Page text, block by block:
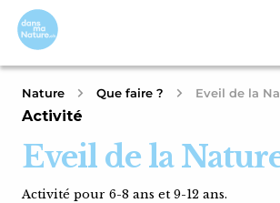
Nature Que faire ? Eveil de la
Activité
Eveil de la
Activité pour 6-8 ans et 9-12 ans.